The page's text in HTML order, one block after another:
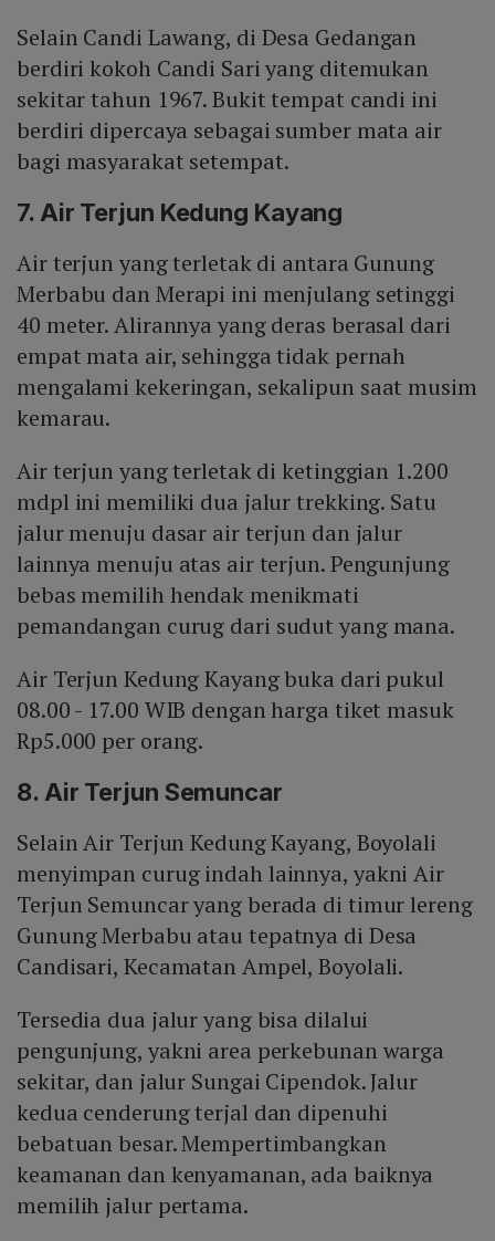
Selain Candi Lawang, di Desa Gedangan
berdiri kokoh Candi Sari yang ditemukan
sekitar tahun 1967. Bukit tempat candi ini
berdiri dipercaya sebagai sumber mata air
bagi masyarakat setempat.
7. Air Terjun Kedung Kayang
Air terjun yang terletak di antara Gunung
Merbabu dan Merapi ini menjulang setinggi
40 meter. Alirannya yang deras berasal dari
empat mata air, sehingga tidak pernah
mengalami kekeringan, sekalipun saat musim
kemarau.
Air terjun yang terletak di ketinggian 1.200
mdpl ini memiliki dua jalur trekking. Satu
jalur menuju dasar air terjun dan jalur
lainnya menuju atas air terjun. Pengunjung
bebas memilih hendak menikmati
pemandangan curug dari sudut yang mana.
Air Terjun Kedung Kayang buka dari pukul
08.00 - 17.00 WIB dengan harga tiket masuk
Rp5.000 per orang.
8. Air Terjun Semuncar
Selain Air Terjun Kedung Kayang, Boyolali
menyimpan curug indah lainnya, yakni Air
Terjun Semuncar yang berada di timur lereng
Gunung Merbabu atau tepatnya di Desa
Candisari, Kecamatan Ampel, Boyolali.
Tersedia dua jalur yang bisa dilalui
pengunjung, yakni area perkebunan warga
sekitar, dan jalur Sungai Cipendok. Jalur
kedua cenderung terjal dan dipenuhi
bebatuan besar. Mempertimbangkan
keamanan dan kenyamanan, ada baiknya
memilih jalur pertama.